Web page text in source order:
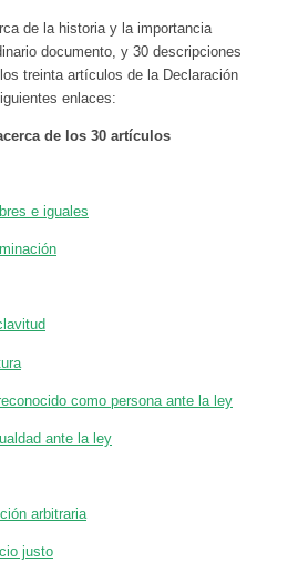
de la historia y la importancia
documento, y 30 descripciones
treinta artículos de la Declaración
enlaces:
de los 30 artículos
e iguales
como persona ante la ley
ante la ley
arbitraria
justo